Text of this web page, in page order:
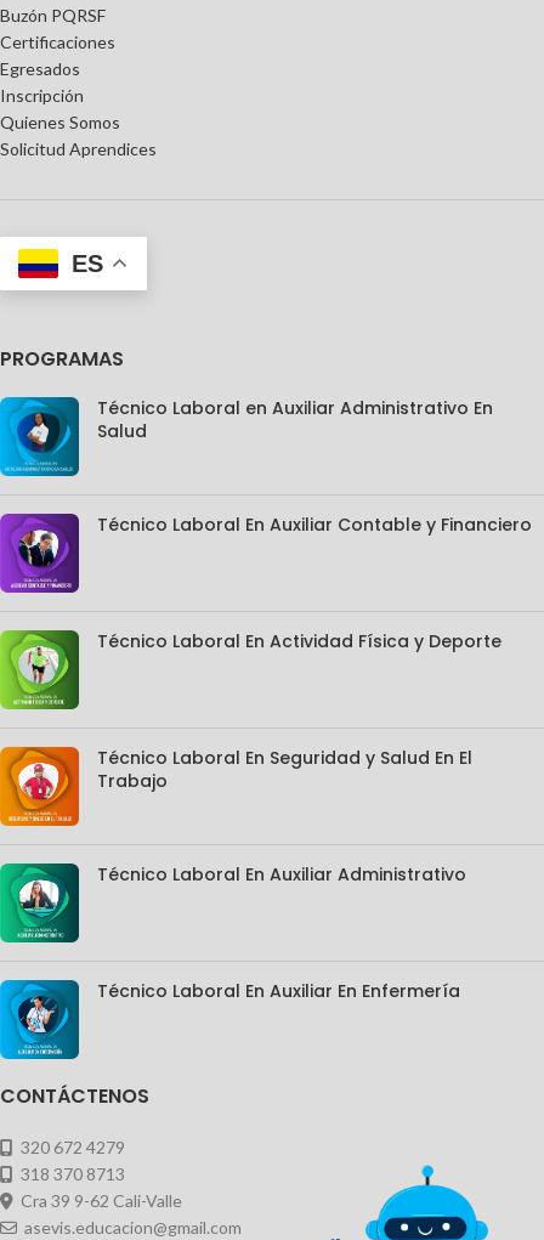
Buzón PQRSF
Certificaciones
Egresados
Inscripción
Quienes Somos
Solicitud Aprendices
ES
PROGRAMAS
Técnico Laboral en Auxiliar Administrativo En
Salud
Técnico Laboral En Auxiliar Contable y Financiero
Técnico Laboral En Actividad Física y Deporte
Técnico Laboral En Seguridad y Salud En El
Trabajo
Técnico Laboral En Auxiliar Administrativo
Técnico Laboral En Auxiliar En Enfermería
CONTÁCTENOS
320 672 4279
318 370 8713
Cra 39 9-62 Cali-Valle
asevis.educacion@gmail.com